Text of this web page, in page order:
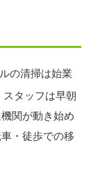
の清掃は始業
タッフは早朝
関が動き始め
・徒歩での移